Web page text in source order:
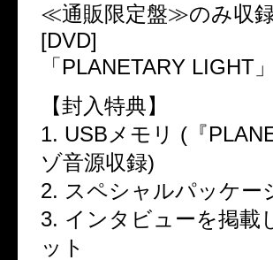
≪通販限定盤≫のみ収
[DVD]
「PLANETARY LIGHT
【封入特典】
1. USBメモリ (『
ゾ音源収録)
2. スペシャルパッケー
3. インタビューを掲載
ット